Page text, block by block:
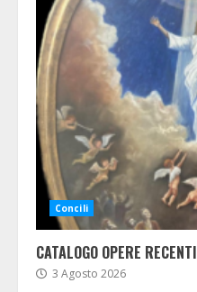
Concili
CATALOGO OPERE RECENTI
3 Agosto 2026